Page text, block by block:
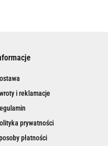
i reklamacje
prywatności
płatności